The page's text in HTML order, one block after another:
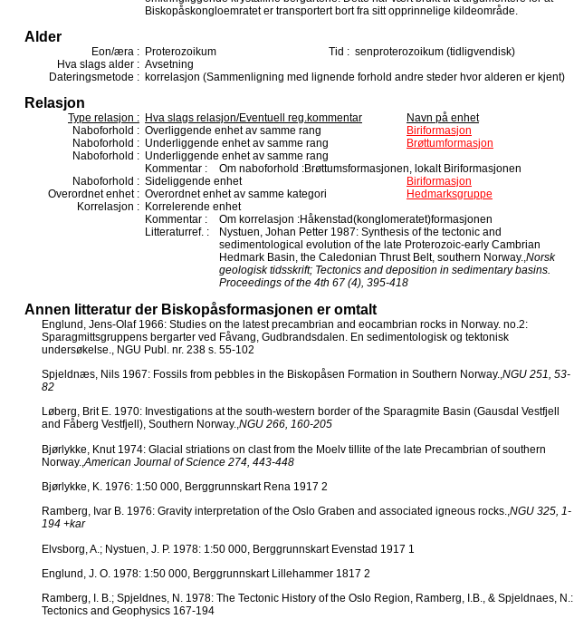
Biskopåskongloemratet er transportert bort fra sitt opprinnelige kildeområde.
Alder
Eon/æra : Proterozoikum Tid : senproterozoikum (tidligvendisk)
Hva slags alder : Avsetning
Dateringsmetode : korrelasjon (Sammenligning med lignende forhold andre steder hvor alderen er kjent)
Relasjon
Type relasjon : Hva slags relasjon/Eventuell reg.kommentar
Navn på enhet
Naboforhold : Overliggende enhet av samme rang
Biriformasjon
Naboforhold : Underliggende enhet av samme rang
Brøttumformasjon
Naboforhold : Underliggende enhet av samme rang
Kommentar :
Om naboforhold :Brøttumsformasjonen, lokalt Biriformasjonen
Naboforhold : Sideliggende enhet
Biriformasjon
Overordnet enhet : Overordnet enhet av samme kategori
Hedmarksgruppe
Korrelasjon : Korrelerende enhet
Kommentar :
Om korrelasjon :Håkenstad(konglomeratet)formasjonen
Litteraturref. :
Nystuen, Johan Petter 1987: Synthesis of the tectonic and
sedimentological evolution of the late Proterozoic-early Cambrian
Hedmark Basin, the Caledonian Thrust Belt, southern Norway.,Norsk
geologisk tidsskrift; Tectonics and deposition in sedimentary basins.
Proceedings of the 4th 67 (4), 395-418
Annen litteratur der Biskopåsformasjonen er omtalt
Englund, Jens-Olaf 1966: Studies on the latest precambrian and eocambrian rocks in Norway. no.2:
Sparagmittsgruppens bergarter ved Fåvang, Gudbrandsdalen. En sedimentologisk og tektonisk
undersøkelse., NGU Publ. nr. 238 s. 55-102
Spjeldnæs, Nils 1967: Fossils from pebbles in the Biskopåsen Formation in Southern Norway.,NGU 251, 53-
82
Løberg, Brit E. 1970: Investigations at the south-western border of the Sparagmite Basin (Gausdal Vestfjell
and Fåberg Vestfjell), Southern Norway.,NGU 266, 160-205
Bjørlykke, Knut 1974: Glacial striations on clast from the Moelv tillite of the late Precambrian of southern
Norway., American Journal of Science 274, 443-448
Bjørlykke, K. 1976: 1:50 000, Berggrunnskart Rena 1917 2
Ramberg, Ivar B. 1976: Gravity interpretation of the Oslo Graben and associated igneous rocks.,NGU 325, 1-
194 +kar
Elvsborg, A.; Nystuen, J. P. 1978: 1:50 000, Berggrunnskart Evenstad 1917 1
Englund, J. O. 1978: 1:50 000, Berggrunnskart Lillehammer 1817 2
Ramberg, I. B.; Spjeldnes, N. 1978: The Tectonic History of the Oslo Region, Ramberg, I.B., & Spjeldnaes, N.:
Tectonics and Geophysics 167-194